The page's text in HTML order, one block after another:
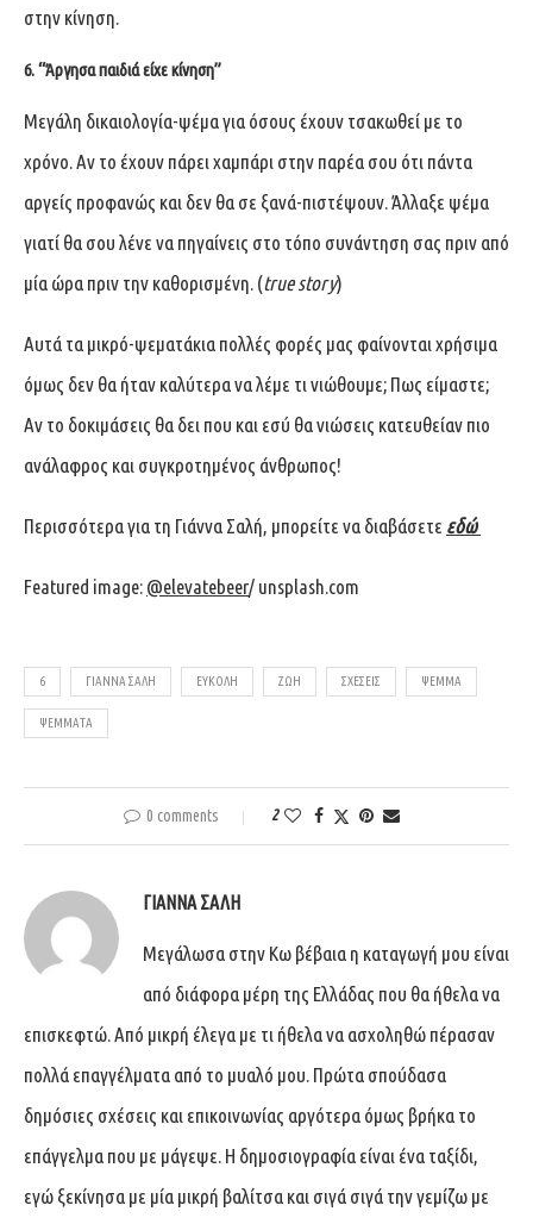
στην κίνηση.
6. “Άργησα παιδιά είχε κίνηση”
Μεγάλη δικαιολογία-ψέμα για όσους έχουν τσακωθεί με το
χρόνο. Αν το έχουν πάρει χαμπάρι στην παρέα σου ότι πάντα
αργείς προφανώς και δεν θα σε ξανά-πιστέψουν. Άλλαξε ψέμα
γιατί θα σου λένε να πηγαίνεις στο τόπο συνάντηση σας πριν από
μία ώρα πριν την καθορισμένη. (true story)
Αυτά τα μικρό-ψεματάκια πολλές φορές μας φαίνονται χρήσιμα
όμως δεν θα ήταν καλύτερα να λέμε τι νιώθουμε; Πως είμαστε;
Αν το δοκιμάσεις θα δει που και εσύ θα νιώσεις κατευθείαν πιο
ανάλαφρος και συγκροτημένος άνθρωπος!
Περισσότερα για τη Γιάννα Σαλή, μπορείτε να διαβάσετε εδώ
Featured image: @elevatebeer/ unsplash.com
6 ΓΙΆΝΝΑ ΣΑΛΉ ΕΎΚΟΛΗ ΖΩΉ ΣΧΈΣΕΙΣ ΨΈΜΜΑ
ΨΈΜΜΑΤΑ
0 comments 2
ΓΙΆΝΝΑ ΣΑΛΉ
Μεγάλωσα στην Κω βέβαια η καταγωγή μου είναι
από διάφορα μέρη της Ελλάδας που θα ήθελα να
επισκεφτώ. Από μικρή έλεγα με τι ήθελα να ασχοληθώ πέρασαν
πολλά επαγγέλματα από το μυαλό μου. Πρώτα σπούδασα
δημόσιες σχέσεις και επικοινωνίας αργότερα όμως βρήκα το
επάγγελμα που με μάγεψε. Η δημοσιογραφία είναι ένα ταξίδι,
εγώ ξεκίνησα με μία μικρή βαλίτσα και σιγά σιγά την γεμίζω με